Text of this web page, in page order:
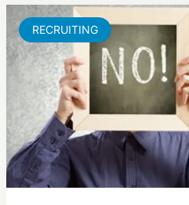
RECRUITING